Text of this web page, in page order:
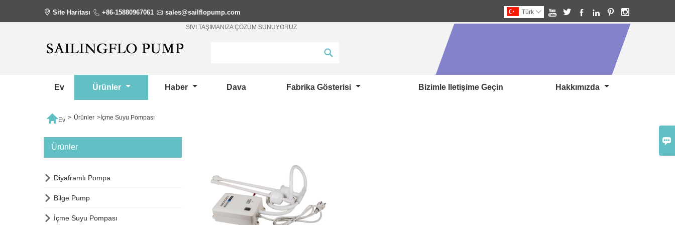

     
Türk 
 Site Haritası  +86-15880967061  sales@sailflopump.com
SIVI TAŞIMANIZA ÇÖZÜM SUNUYORUZ
Ev Ürünler Haber Dava Fabrika Gösterisi Bizimle Iletişime Geçin Hakkımızda
Ev > Ürünler > İçme Suyu Pompası
Ürünler
 Diyaframlı Pompa
 Bilge Pump
 İçme Suyu Pompası